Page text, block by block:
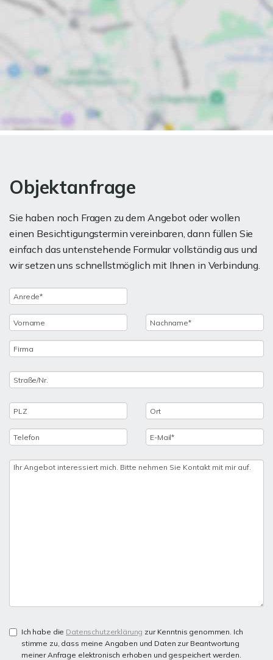
Objektanfrage
Sie haben noch Fragen zu dem Angebot oder wollen
einen Besichtigungstermin vereinbaren, dann füllen Sie
einfach das untenstehende Formular vollständig aus und
wir setzen uns schnellstmöglich mit Ihnen in Verbindung.
Ich habe die Datenschutzerklärung zur Kenntnis genommen. Ich
stimme zu, dass meine Angaben und Daten zur Beantwortung
meiner Anfrage elektronisch erhoben und gespeichert werden.